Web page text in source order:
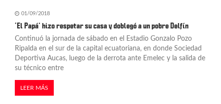
ó
n
d
e
e
n
01/09/2018
‘El Papá’ hizo respetar su casa y doblegó a un pobre Delfín
Continuó la jornada de sábado en el Estadio Gonzalo Pozo
Ripalda en el sur de la capital ecuatoriana, en donde Sociedad
Deportiva Aucas, luego de la derrota ante Emelec y la salida de
su técnico entre
LEER MÁS